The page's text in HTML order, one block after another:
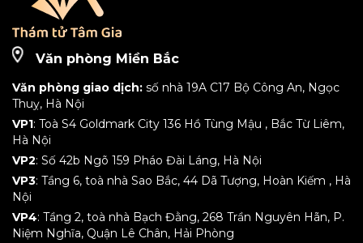
Văn phòng Miền Bắc
Văn phòng giao dịch: số nhà 19A C17 Bộ Công An, Ngọc
Thuỵ, Hà Nội
VP1: Toà S4 Goldmark City 136 Hồ Tùng Mậu , Bắc Từ Liêm,
Hà Nội
VP2: Số 42b Ngõ 159 Pháo Đài Láng, Hà Nội
VP3: Tầng 6, toà nhà Sao Bắc, 44 Dã Tượng, Hoàn Kiếm , Hà
Nội
VP4: Tầng 2, toà nhà Bạch Đằng, 268 Trần Nguyên Hãn, P.
Niệm Nghĩa, Quận Lê Chân, Hải Phòng